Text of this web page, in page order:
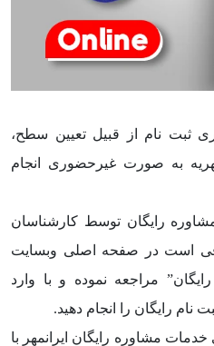
ثبت‌ نام از قبیل تعیین سطح،
به صورت غیرحضوری انجام
رایگان توسط کارشناسان
است در صفحه اصلی وبسایت
مراجعه نموده و با وارد
رایگان را انجام دهید.
مشاوره رایگان ایرانمهر با